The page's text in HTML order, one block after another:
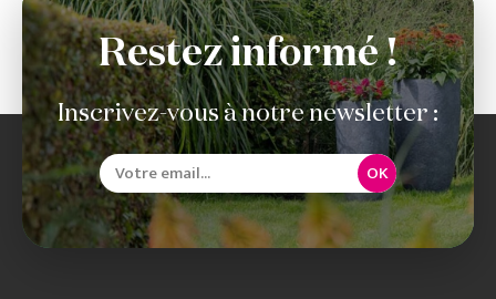
Restez informé !
Inscrivez-vous à notre newsletter :
OK